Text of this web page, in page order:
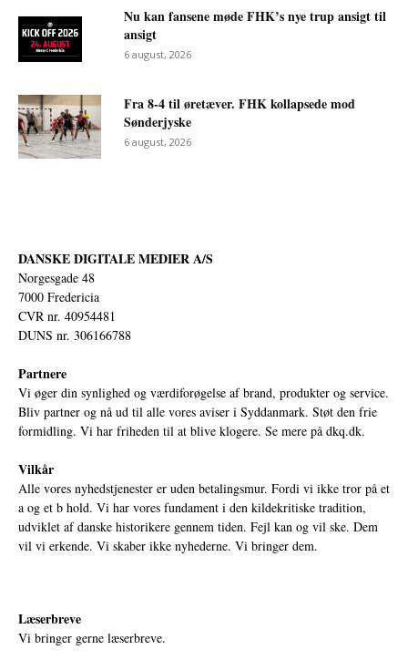
Nu kan fansene møde FHK’s nye trup ansigt til
ansigt
6 august, 2026
Fra 8-4 til øretæver. FHK kollapsede mod
Sønderjyske
6 august, 2026
DANSKE DIGITALE MEDIER A/S
Norgesgade 48
7000 Fredericia
CVR nr. 40954481
DUNS nr. 306166788
Partnere
Vi øger din synlighed og værdiforøgelse af brand, produkter og service.
Bliv partner og nå ud til alle vores aviser i Syddanmark. Støt den frie
formidling. Vi har friheden til at blive klogere. Se mere på dkq.dk.
Vilkår
Alle vores nyhedstjenester er uden betalingsmur. Fordi vi ikke tror på et
a og et b hold. Vi har vores fundament i den kildekritiske tradition,
udviklet af danske historikere gennem tiden. Fejl kan og vil ske. Dem
vil vi erkende. Vi skaber ikke nyhederne. Vi bringer dem.
Læserbreve
Vi bringer gerne læserbreve.